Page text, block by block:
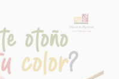
DE TUS DATOS